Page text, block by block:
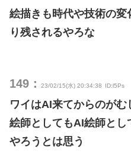
絵描きも時代や技術の
り残されるやろな
149： 23/02/15(水) 20:34:38 ID:l5Ps
ワイはAI来てからのが
絵師としてもAI絵師と
やろうとは思う